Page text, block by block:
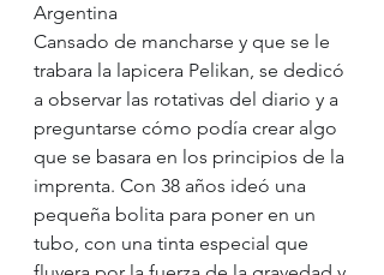
Argentina
Cansado de mancharse y que se le
trabara la lapicera Pelikan, se dedicó
a observar las rotativas del diario y a
preguntarse cómo podía crear algo
que se basara en los principios de la
imprenta. Con 38 años ideó una
pequeña bolita para poner en un
tubo, con una tinta especial que